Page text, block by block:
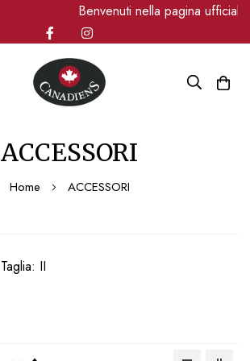
Benvenuti nella pagina
ACCESSORI
Home ACCESSORI
Taglia II